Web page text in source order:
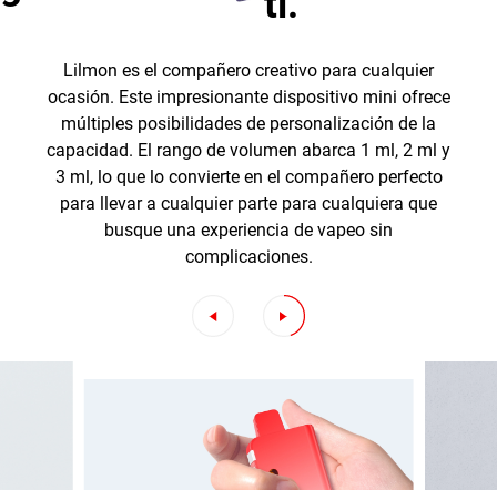
Lilmon es el compañero creativo para cualquier
ocasión. Este impresionante dispositivo mini ofrece
múltiples posibilidades de personalización de la
capacidad. El rango de volumen abarca 1 ml, 2 ml y
3 ml, lo que lo convierte en el compañero perfecto
para llevar a cualquier parte para cualquiera que
busque una experiencia de vapeo sin
complicaciones.